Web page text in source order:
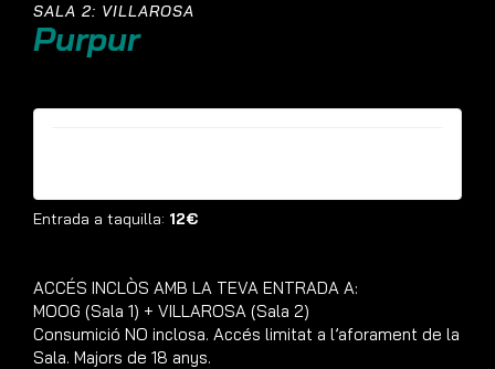
SALA 2: VILLAROSA
Purpur
Entrada a taquilla: 12€
ACCÉS INCLÒS AMB LA TEVA ENTRADA A:
MOOG (Sala 1) + VILLAROSA (Sala 2)
Consumició NO inclosa. Accés limitat a l’aforament de la
Sala. Majors de 18 anys.